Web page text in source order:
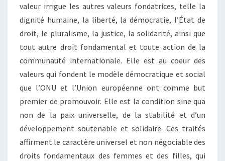
valeur irrigue les autres valeurs fondatrices, telle la
dignité humaine, la liberté, la démocratie, l’État de
droit, le pluralisme, la justice, la solidarité, ainsi que
tout autre droit fondamental et toute action de la
communauté internationale. Elle est au coeur des
valeurs qui fondent le modèle démocratique et social
que l’ONU et l’Union européenne ont comme but
premier de promouvoir. Elle est la condition sine qua
non de la paix universelle, de la stabilité et d’un
développement soutenable et solidaire. Ces traités
affirment le caractère universel et non négociable des
droits fondamentaux des femmes et des filles, qui